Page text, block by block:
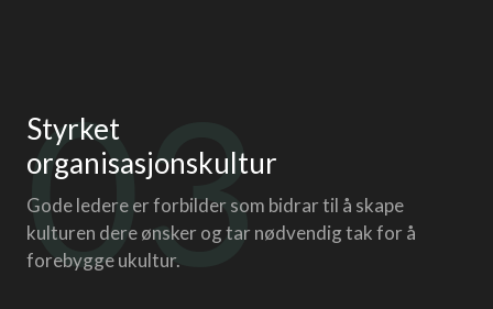
03
Styrket
organisasjons­kultur
Gode ledere er forbilder som bidrar til å skape
kulturen dere ønsker og tar nødvendig tak for å
forebygge ukultur.